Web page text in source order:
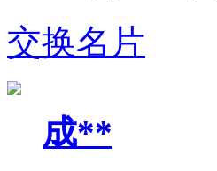
交换名片
成**